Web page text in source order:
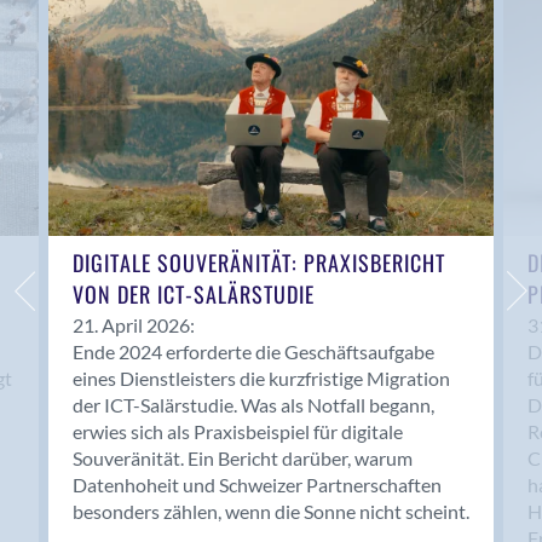
Anwil
Appenzell
Au SG
Baar
Baden
Balsthal
Balzers
Basel
Bassersdorf
Belp
Bendern
Benken (SG)
Bergdietikon
Berlin
Bern
Bern - Liebefeld
DIGITALE SOUVERÄNITÄT: PRAXISBERICHT
VON DER ICT-SALÄRSTUDIE
21. April 2026:
Ende 2024 erforderte die Geschäftsaufgabe
eines Dienstleisters die kurzfristige Migration
der ICT-Salärstudie. Was als Notfall begann,
erwies sich als Praxisbeispiel für digitale
Souveränität. Ein Bericht darüber, warum
Datenhoheit und Schweizer Partnerschaften
besonders zählen, wenn die Sonne nicht scheint.